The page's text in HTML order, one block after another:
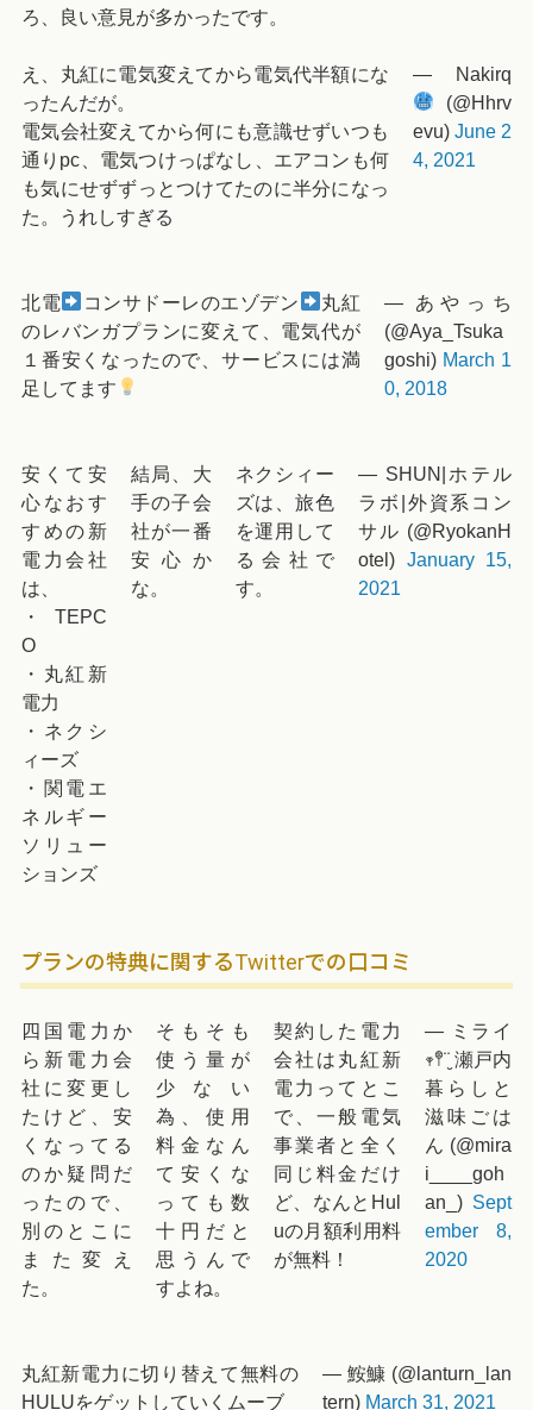
ろ、良い意見が多かったです。
え、丸紅に電気変えてから電気代半額にな
ったんだが。
電気会社変えてから何にも意識せずいつも
通りpc、電気つけっぱなし、エアコンも何
も気にせずずっとつけてたのに半分になっ
た。うれしすぎる
— Nakirq
(@Hhrv
evu) June 2
4, 2021
北電 コンサドーレのエゾデン
丸紅
のレバンガプランに変えて、電気代が
１番安くなったので、サービスには満
足してます
— あやっち
(@Aya_Tsuka
goshi) March 1
0, 2018
安くて安
心なおす
すめの新
電力会社
は、
・TEPC
O
・丸紅新
電力
・ネクシ
ィーズ
・関電エ
ネルギー
ソリュー
ションズ
結局、大
手の子会
社が一番
安心か
な。
ネクシィー
ズは、旅色
を運用して
る会社で
す。
— SHUN|ホテル
ラボ|外資系コン
サル (@RyokanH
otel) January 15,
2021
プランの特典に関するTwitterでの口コミ
四国電力か
ら新電力会
社に変更し
たけど、安
くなってる
のか疑問だ
ったので、
別のとこに
また変え
た。
そもそも
使う量が
少ない
為、使用
料金なん
て安くな
っても数
十円だと
思うんで
すよね。
契約した電力
会社は丸紅新
電力ってとこ
で、一般電気
事業者と全く
同じ料金だけ
ど、なんとHul
uの月額利用料
が無料！
— ミライ
𖥧𖤣¨̮ 瀬戸内
暮らしと
滋味ごは
ん (@mira
i____goh
an_) Sept
ember 8,
2020
丸紅新電力に切り替えて無料の
HULUをゲットしていくムーブ
— 鮟鱇 (@lanturn_lan
tern) March 31, 2021